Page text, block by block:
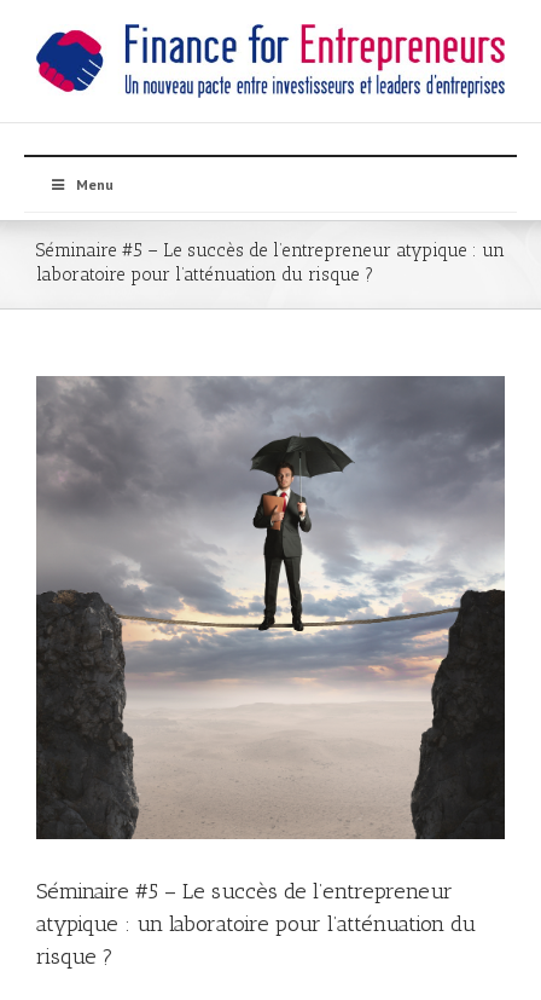
Menu
Séminaire #5 – Le succès de l’entrepreneur atypique : un
laboratoire pour l’atténuation du risque ?
Séminaire #5 – Le succès de l’entrepreneur
atypique : un laboratoire pour l’atténuation du
risque ?